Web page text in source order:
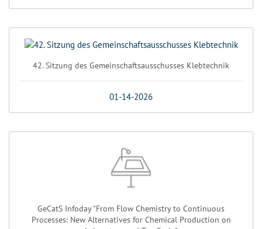
42. Sitzung des Gemeinschaftsausschusses Klebtechnik
01-14-2026
GeCatS Infoday "From Flow Chemistry to Continuous
Processes: New Alternatives for Chemical Production on